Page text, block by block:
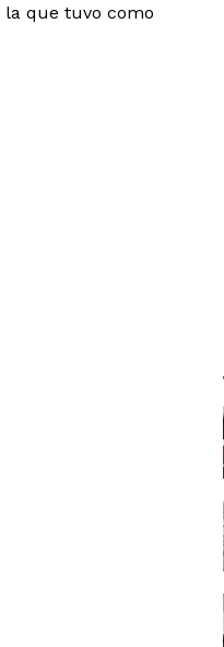
que tuvo como